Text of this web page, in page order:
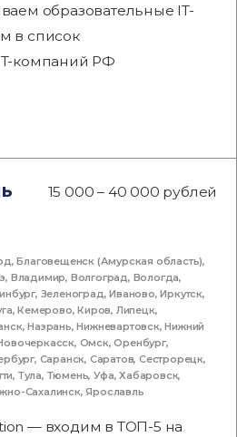
образовательные IT-
в список
компаний РФ
15 000 – 40 000 рублей
,Благовещенск (Амурская область),
, Владимир, Волгоград, Вологда,
, Зеленоград,Иваново,Иркутск,
,Кемерово,Киров, Липецк,
,Назрань,Нижневартовск,Нижний
, Омск,Оренбург,
, Саранск, Саратов,Сестрорецк,
, Тула, Тюмень,Уфа,Хабаровск,
Сахалинск,Ярославль
— входим в ТОП-5 на